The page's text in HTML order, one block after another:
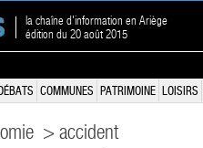
la chaîne d'information en Ariège
édition du 20 août 2015
DÉBATS COMMUNES PATRIMOINE LOISIRS
> accident